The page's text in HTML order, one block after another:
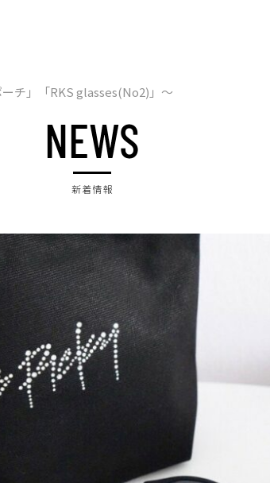
チ」「RKS glasses(No2)」～